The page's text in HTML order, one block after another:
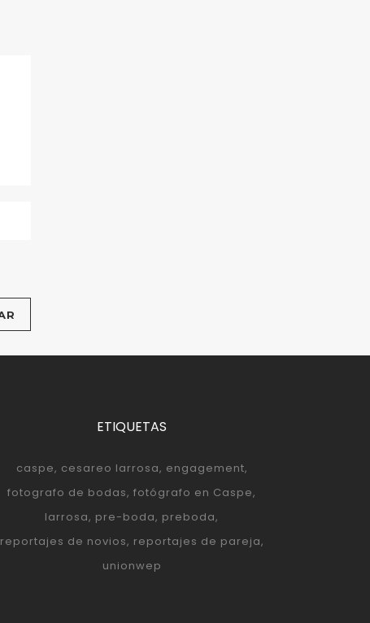
ETIQUETAS
caspe cesareo larrosa engagement
fotografo de bodas fotógrafo en Caspe
larrosa pre-boda preboda
reportajes de novios reportajes de pareja
unionwep